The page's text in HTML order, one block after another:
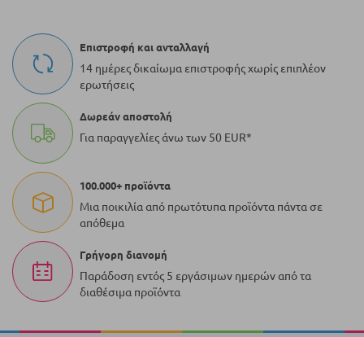
Επιστροφή και ανταλλαγή
14 ημέρες δικαίωμα επιστροφής χωρίς επιπλέον
ερωτήσεις
Δωρεάν αποστολή
Για παραγγελίες άνω των 50 EUR*
100.000+ προϊόντα
Μια ποικιλία από πρωτότυπα προϊόντα πάντα σε
απόθεμα
Γρήγορη διανομή
Παράδοση εντός 5 εργάσιμων ημερών από τα
διαθέσιμα προϊόντα